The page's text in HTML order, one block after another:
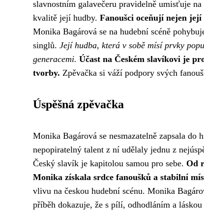
slavnostním galavečeru pravidelně umisťuje
kvalitě její hudby. Fanoušci oceňují nejen
Monika Bagárová se na hudební scéně
singlů. Její hudba, která v sobě mísí prvky
generacemi. Účast na Českém slavíkovi je
tvorby. Zpěvačka si váží podpory svých
Úspěšná zpěvačka
Monika Bagárová se nesmazatelně zapsala do
nepopiratelný talent z ní udělaly jednu z
Český slavík je kapitolou samou pro sebe. Od
Monika získala srdce fanoušků a stabilní
vlivu na českou hudební scénu. Monika
příběh dokazuje, že s pílí, odhodláním a